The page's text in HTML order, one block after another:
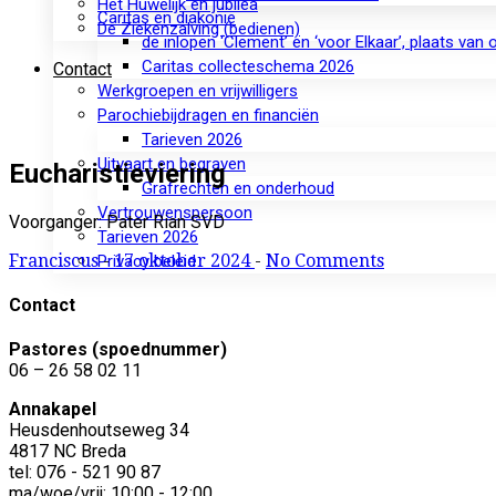
Caritas en diakonie
de inlopen ‘Clement’ en ‘voor Elkaar’, plaats
Caritas collecteschema 2026
Werkgroepen en vrijwilligers
Parochiebijdragen en financiën
Tarieven 2026
Uitvaart en begraven
Grafrechten en onderhoud
Vertrouwenspersoon
Tarieven 2026
Privacy beleid
Het Huwelijk en jubilea
De Ziekenzalving (bedienen)
Contact
Eucharistieviering
Voorganger: Pater Rian SVD
Franciscus-17 oktober 2024 - No Comments
Contact
Pastores (spoednummer)
06 – 26 58 02 11
Annakapel
Heusdenhoutseweg 34
4817 NC Breda
tel: 076 - 521 90 87